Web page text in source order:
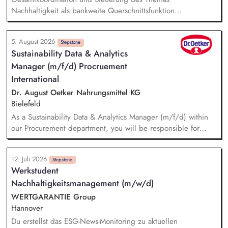
Nachhaltigkeit als bankweite Querschnittsfunktion
Impulsgeber und Ansprechpartner für Vorstand,
Führungskräfte und Fachbereiche Beratung und Unterstützung
bei strategischen Fragestellungen und geschäftspolitischen
Entscheidungen Koordination und Leitung der
Nachhaltigkeitsprojekte inkl. Planung, Umsetzung und
Monitoring Initiierung von Veränderungsprozessen und aktive
Gestaltung des Transformationswegs zur nachhaltigen
Finanzwirtschaft
5. August 2026 Stepstone
Sustainability Data & Analytics
Manager (m/f/d) Procruement
International
Dr. August Oetker Nahrungsmittel KG
Bielefeld
As a Sustainability Data & Analytics Manager (m/f/d) within
our Procurement department, you will be responsible for
managing sustainability-related data and translating
sustainability requirements into data, system, and reporting
solutions. You will be responsible for the functional
management of data across relevant IT systems and data
landscapes, including SAP MM/BW, CO₂ accounting tool,
Datasphere, Databricks, SRM, and Sedex, ensuring that
sustainability-related procurement data are structured,
consistent, and readily available for use. You will further
12. Juli 2026 Stepstone
Werkstudent
Nachhaltigkeitsmanagement (m/w/d)
WERTGARANTIE Group
Hannover
Du erstellst das ESG-News-Monitoring zu aktuellen